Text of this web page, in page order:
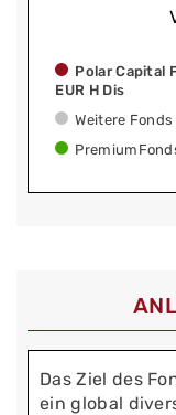
Polar Capital
EUR H Dis
Weitere
Das Ziel des
ein global